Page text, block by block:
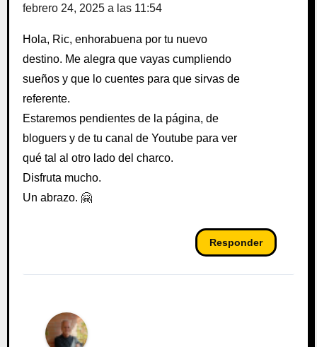
febrero 24, 2025 a las 11:54
Hola, Ric, enhorabuena por tu nuevo
destino. Me alegra que vayas cumpliendo
sueños y que lo cuentes para que sirvas de
referente.
Estaremos pendientes de la página, de
bloguers y de tu canal de Youtube para ver
qué tal al otro lado del charco.
Disfruta mucho.
Un abrazo. 🤗
Responder